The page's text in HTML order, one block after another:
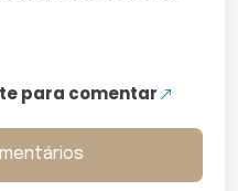
para comentar